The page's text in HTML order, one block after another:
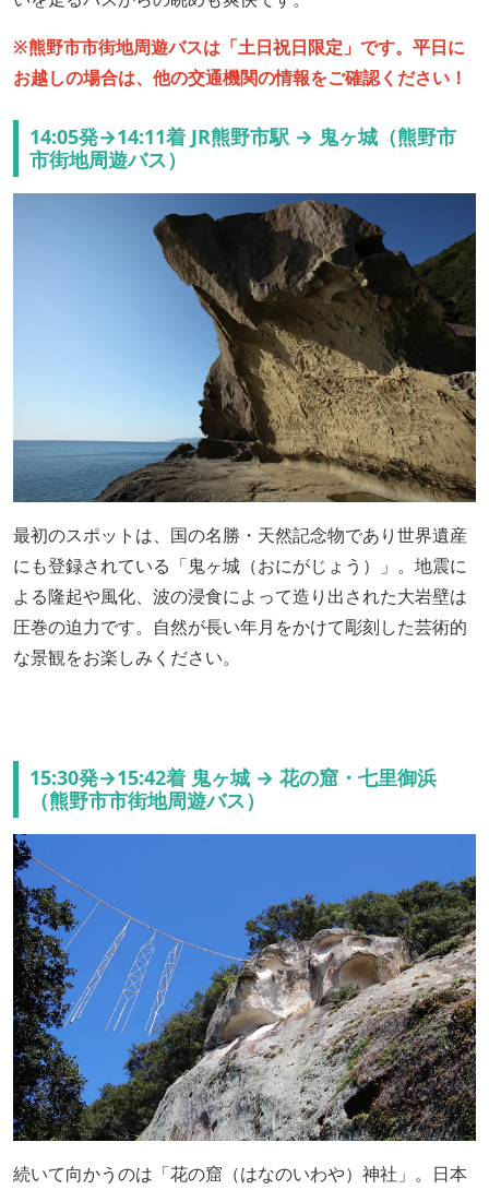
※熊野市市街地周遊バスは「土日祝日限定」です。平日に
お越しの場合は、他の交通機関の情報をご確認ください！
14:05発→14:11着 JR熊野市駅 → 鬼ヶ城（熊野市
市街地周遊バス）
最初のスポットは、国の名勝・天然記念物であり世界遺産
にも登録されている「鬼ヶ城（おにがじょう）」。地震に
よる隆起や風化、波の浸食によって造り出された大岩壁は
圧巻の迫力です。自然が長い年月をかけて彫刻した芸術的
な景観をお楽しみください。
15:30発→15:42着 鬼ヶ城 → 花の窟・七里御浜
（熊野市市街地周遊バス）
続いて向かうのは「花の窟（はなのいわや）神社」。日本